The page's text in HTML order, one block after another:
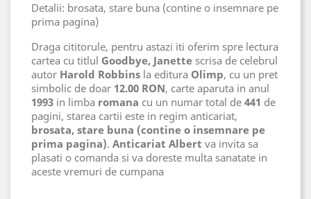
Detalii: brosata, stare buna (contine o insemnare pe
prima pagina)
Draga cititorule, pentru astazi iti oferim spre lectura
cartea cu titlul Goodbye, Janette scrisa de celebrul
autor Harold Robbins la editura Olimp, cu un pret
simbolic de doar 12.00 RON, carte aparuta in anul
1993 in limba romana cu un numar total de 441 de
pagini, starea cartii este in regim anticariat,
brosata, stare buna (contine o insemnare pe
prima pagina). Anticariat Albert va invita sa
plasati o comanda si va doreste multa sanatate in
aceste vremuri de cumpana